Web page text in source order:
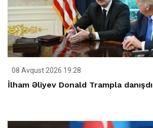
08 Avqust 2026 19:28
İlham Əliyev Donald Trampla danışdı